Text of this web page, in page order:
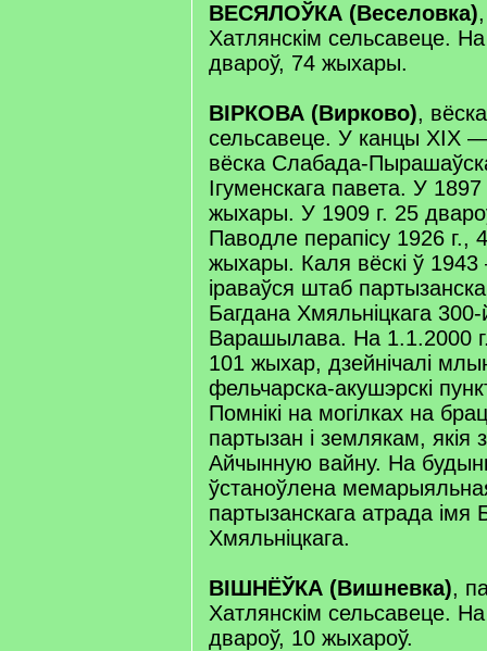
ВЕСЯЛОЎКА (Веселовка)
Хатлянскім сельсавеце.
двароў, 74 жыхары.
ВІРКОВА (Вирково),
сельсавеце. У канцы XIX —
вёска Слабада-
Ігуменскага павета. У
жыхары. У 1909 г. 25
Паводле перапісу 1926 г.,
жыхары. Каля вёскі ў 1943
іраваўся штаб
Багдана Хмяльніцкага
Варашылава. На 1.1.2000
101 жыхар, дзейнічалі
фельчарска-акушэрскі
Помнікі на могілках на
партызан і землякам, якія
Айчынную вайну. На
ўстаноўлена
партызанскага атрада імя
Хмяльніцкага.
ВІШНЁЎКА (Вишневка),
Хатлянскім сельсавеце.
двароў, 10 жыхароў.